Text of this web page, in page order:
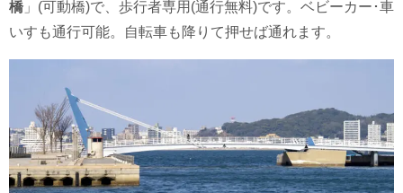
橋 」(可動橋)で、歩行者専用(通行無料)です。ベビーカー･車
いすも通行可能。自転車も降りて押せば通れます。